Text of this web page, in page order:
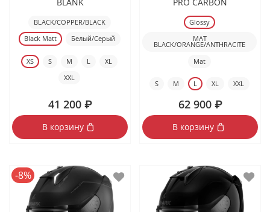
BLACK/COPPER/BLACK
Black Matt
Белый/Серый
XS S M L
XL
XXL
41 200 ₽
В корзину
Glossy
MAT
BLACK/ORANGE/ANTHRACITE
Mat
S M L XL XXL
62 900 ₽
В корзину
-8%